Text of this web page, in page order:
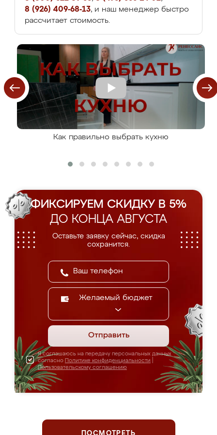
8 (926) 409-68-13, и наш менеджер быстро
рассчитает стоимость.
Как правильно выбрать кухню
ФИКСИРУЕМ СКИДКУ В 5%
ДО КОНЦА АВГУСТА
Оставьте заявку сейчас, скидка
сохранится.
Желаемый бюджет
Отправить
Я соглашаюсь на передачу персональных данных
согласно Политике конфиденциальности
Пользовательскому соглашению
ПОСМОТРЕТЬ